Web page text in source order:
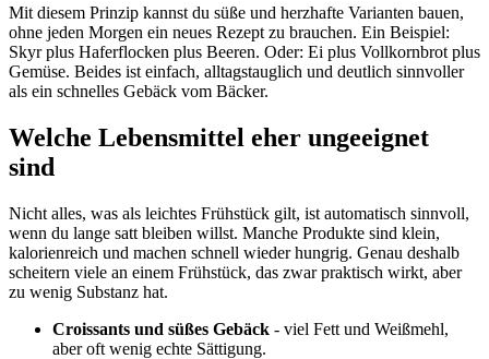
Mit diesem Prinzip kannst du süße und herzhafte Varianten bauen,
ohne jeden Morgen ein neues Rezept zu brauchen. Ein Beispiel:
Skyr plus Haferflocken plus Beeren. Oder: Ei plus Vollkornbrot plus
Gemüse. Beides ist einfach, alltagstauglich und deutlich sinnvoller
als ein schnelles Gebäck vom Bäcker.
Welche Lebensmittel eher ungeeignet
sind
Nicht alles, was als leichtes Frühstück gilt, ist automatisch sinnvoll,
wenn du lange satt bleiben willst. Manche Produkte sind klein,
kalorienreich und machen schnell wieder hungrig. Genau deshalb
scheitern viele an einem Frühstück, das zwar praktisch wirkt, aber
zu wenig Substanz hat.
Croissants und süßes Gebäck - viel Fett und Weißmehl,
aber oft wenig echte Sättigung.